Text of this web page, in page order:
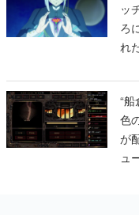
ッ
ろ
れ
“
色
が
ュ